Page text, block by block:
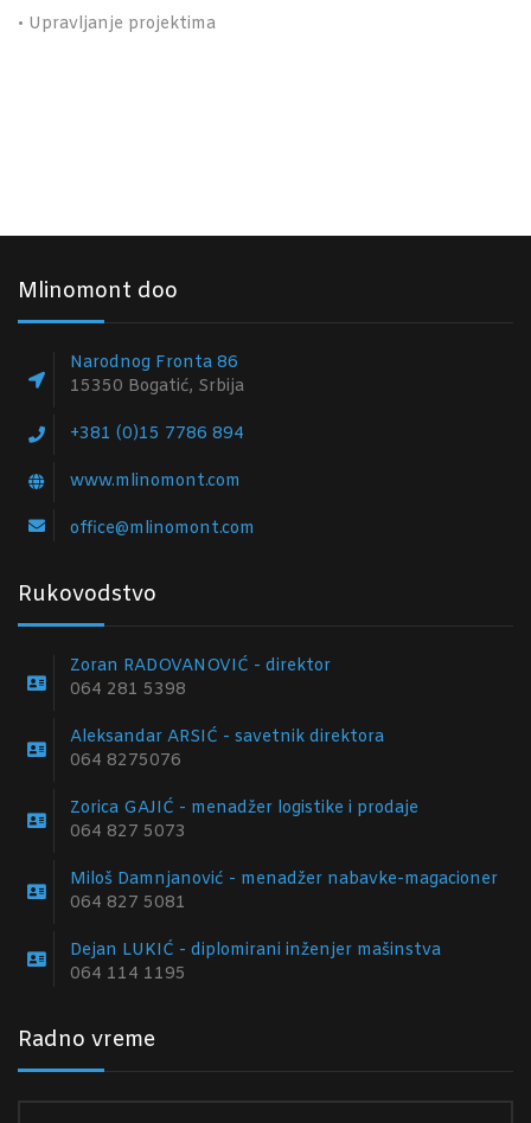
• Upravljanje projektima
Mlinomont doo
Narodnog Fronta 86
15350 Bogatić, Srbija
+381 (0)15 7786 894
www.mlinomont.com
office@mlinomont.com
Rukovodstvo
Zoran RADOVANOVIĆ - direktor
064 281 5398
Aleksandar ARSIĆ - savetnik direktora
064 8275076
Zorica GAJIĆ - menadžer logistike i prodaje
064 827 5073
Miloš Damnjanović - menadžer nabavke-magacioner
064 827 5081
Dejan LUKIĆ - diplomirani inženjer mašinstva
064 114 1195
Radno vreme